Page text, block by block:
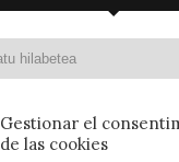
Gestionar el
de las cookies